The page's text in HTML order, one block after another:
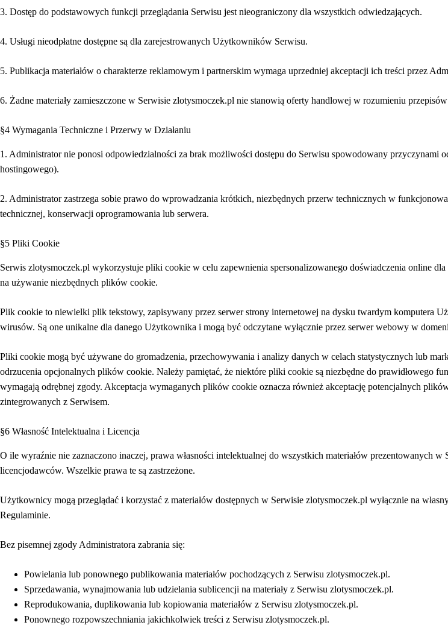
3. Dostęp do podstawowych funkcji przeglądania Serwisu jest nieograniczony dla wszystkich odwiedzających.
4. Usługi nieodpłatne dostępne są dla zarejestrowanych Użytkowników Serwisu.
5. Publikacja materiałów o charakterze reklamowym i partnerskim wymaga uprzedniej akceptacji ich treści przez
6. Żadne materiały zamieszczone w Serwisie zlotysmoczek.pl nie stanowią oferty handlowej w rozumieniu
§4 Wymagania Techniczne i Przerwy w Działaniu
1. Administrator nie ponosi odpowiedzialności za brak możliwości dostępu do Serwisu spowodowany przyczynami
hostingowego).
2. Administrator zastrzega sobie prawo do wprowadzania krótkich, niezbędnych przerw technicznych w
technicznej, konserwacji oprogramowania lub serwera.
§5 Pliki Cookie
Serwis zlotysmoczek.pl wykorzystuje pliki cookie w celu zapewnienia spersonalizowanego doświadczenia online
na używanie niezbędnych plików cookie.
Plik cookie to niewielki plik tekstowy, zapisywany przez serwer strony internetowej na dysku twardym komputera
wirusów. Są one unikalne dla danego Użytkownika i mogą być odczytane wyłącznie przez serwer webowy w
Pliki cookie mogą być używane do gromadzenia, przechowywania i analizy danych w celach statystycznych lub
odrzucenia opcjonalnych plików cookie. Należy pamiętać, że niektóre pliki cookie są niezbędne do prawidłowego
wymagają odrębnej zgody. Akceptacja wymaganych plików cookie oznacza również akceptację potencjalnych
zintegrowanych z Serwisem.
§6 Własność Intelektualna i Licencja
O ile wyraźnie nie zaznaczono inaczej, prawa własności intelektualnej do wszystkich materiałów prezentowanych
licencjodawców. Wszelkie prawa te są zastrzeżone.
Użytkownicy mogą przeglądać i korzystać z materiałów dostępnych w Serwisie zlotysmoczek.pl wyłącznie na
Regulaminie.
Bez pisemnej zgody Administratora zabrania się:
Powielania lub ponownego publikowania materiałów pochodzących z Serwisu zlotysmoczek.pl.
Sprzedawania, wynajmowania lub udzielania sublicencji na materiały z Serwisu zlotysmoczek.pl.
Reprodukowania, duplikowania lub kopiowania materiałów z Serwisu zlotysmoczek.pl.
Ponownego rozpowszechniania jakichkolwiek treści z Serwisu zlotysmoczek.pl.